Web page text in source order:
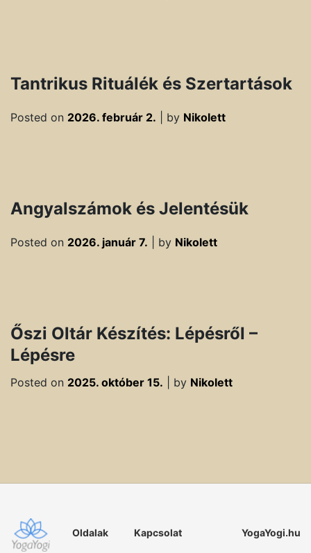
Tantrikus Rituálék és Szertartások
Posted on 2026. február 2. by Nikolett
Angyalszámok és Jelentésük
Posted on 2026. január 7. by Nikolett
Őszi Oltár Készítés: Lépésről –
Lépésre
Posted on 2025. október 15. by Nikolett
Oldalak Kapcsolat YogaYogi.hu